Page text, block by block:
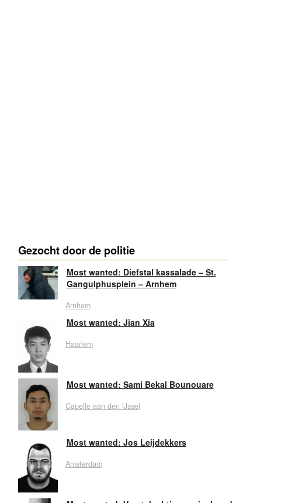
Gezocht door de politie
Most wanted: Diefstal kassalade – St.
Gangulphusplein – Arnhem
Arnhem
Most wanted: Jian Xia
Haarlem
Most wanted: Sami Bekal Bounouare
Capelle aan den IJssel
Most wanted: Jos Leijdekkers
Amsterdam